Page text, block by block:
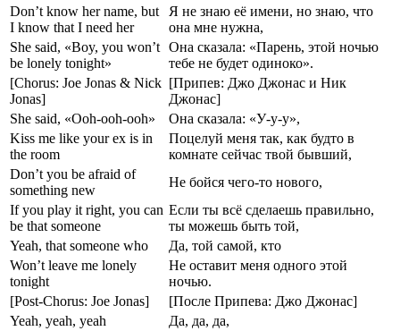
Don’t know her name, but
I know that I need her
Я не знаю её имени, но знаю, что
она мне нужна,
She said, «Boy, you won’t
be lonely tonight»
Она сказала: «Парень, этой ночью
тебе не будет одиноко».
[Chorus: Joe Jonas & Nick
Jonas]
[Припев: Джо Джонас и Ник
Джонас]
She said, «Ooh-ooh-ooh»
Она сказала: «У-у-у»,
Kiss me like your ex is in
the room
Поцелуй меня так, как будто в
комнате сейчас твой бывший,
Don’t you be afraid of
something new
Не бойся чего-то нового,
If you play it right, you can
be that someone
Если ты всё сделаешь правильно,
ты можешь быть той,
Yeah, that someone who
Да, той самой, кто
Won’t leave me lonely
tonight
Не оставит меня одного этой
ночью.
[Post-Chorus: Joe Jonas]
[После Припева: Джо Джонас]
Yeah, yeah, yeah
Да, да, да,